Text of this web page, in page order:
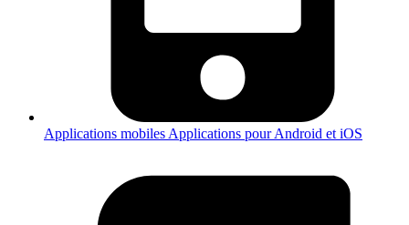
Applications mobiles Applications pour Android et iOS